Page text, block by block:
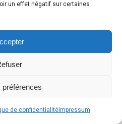
un effet négatif sur certaines
préférences
de confidentialité Impressum
prune carrée